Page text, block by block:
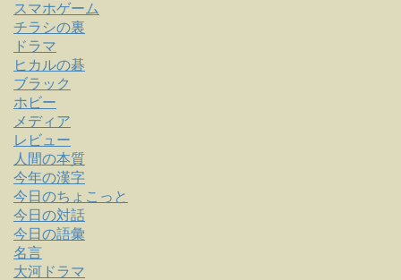
スマホゲーム
チラシの裏
ドラマ
ヒカルの碁
ブラック
ホビー
メディア
レビュー
人間の本質
今年の漢字
今日のちょこっと
今日の対話
今日の語彙
名言
大河ドラマ